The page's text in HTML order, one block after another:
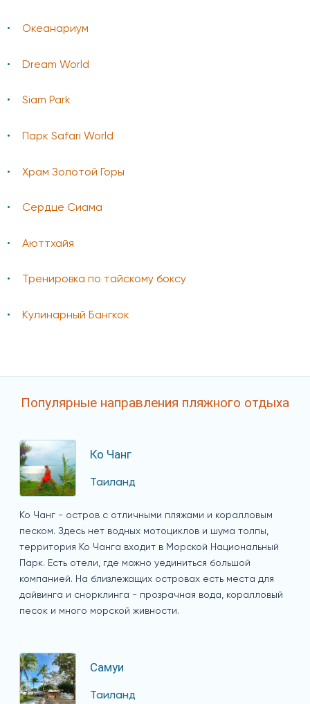
Океанариум
Dream World
Siam Park
Парк Safari World
Храм Золотой Горы
Сердце Сиама
Аюттхайя
Тренировка по тайскому боксу
Кулинарный Бангкок
Популярные направления пляжного отдыха
Ко Чанг
Таиланд
Ко Чанг - остров с отличными пляжами и коралловым
песком. Здесь нет водных мотоциклов и шума толпы,
территория Ко Чанга входит в Морской Национальный
Парк. Есть отели, где можно уединиться большой
компанией. На близлежащих островах есть места для
дайвинга и снорклинга - прозрачная вода, коралловый
песок и много морской живности.
Самуи
Таиланд